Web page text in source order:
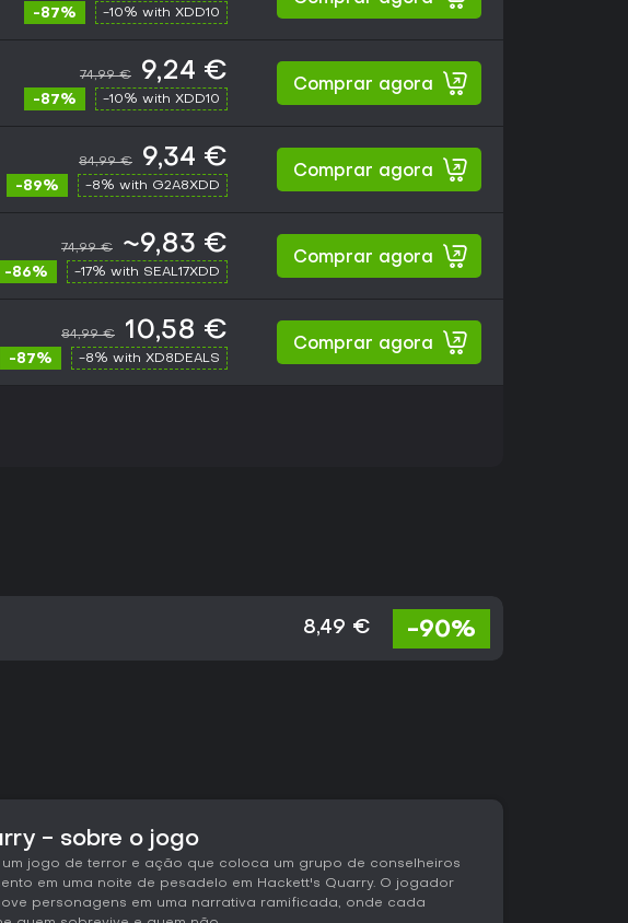
-87% -10% with XDD10
74,99 € 9,24 €
-87% -10% with XDD10
Comprar agora
84,99 € 9,34 €
-89% -8% with G2A8XDD
Comprar agora
74,99 € ~9,83 €
-86% -17% with SEAL17XDD
Comprar agora
84,99 € 10,58 €
-87% -8% with XD8DEALS
Comprar agora
8,49 € -90%
- sobre o jogo
um jogo de terror e ação que coloca um grupo de conselheiros
em uma noite de pesadelo em Hackett's Quarry. O jogador
personagens em uma narrativa ramificada, onde cada